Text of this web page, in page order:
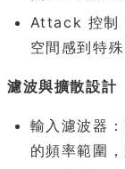
Attack 控制
空間感到特
濾波與擴散設計
輸入濾波器
的頻率範圍